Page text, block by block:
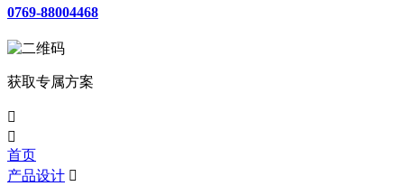
0769-88004468
获取专属方案


首页
产品设计 